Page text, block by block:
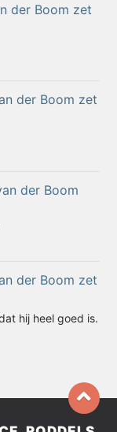
der Boom zet
der Boom zet
der Boom
der Boom zet
hij heel goed is.